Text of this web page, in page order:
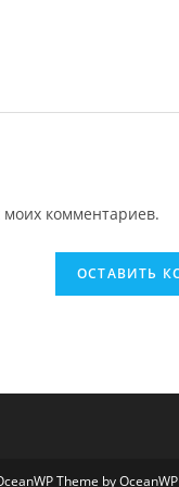
комментариев.
Theme by OceanWP